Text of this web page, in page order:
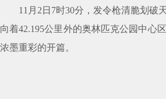
11月2日7时30分，发令枪清脆划破
向着42.195公里外的奥林匹克公园中心
浓墨重彩的开篇。